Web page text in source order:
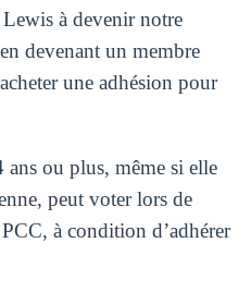
à devenir notre
devenant un membre
une adhésion pour
ans ou plus, même si elle
peut voter lors de
à condition d’adhérer